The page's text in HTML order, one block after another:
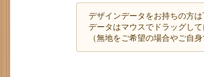
デザインデータをお持ちの方
データはマウスでドラッグし
（無地をご希望の場合やご自